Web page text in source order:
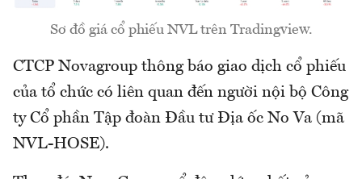
Sơ đồ giá cổ phiếu NVL trên Tradingview.
CTCP Novagroup thông báo giao dịch cổ phiếu
của tổ chức có liên quan đến người nội bộ Công
ty Cổ phần Tập đoàn Đầu tư Địa ốc No Va (mã
NVL-HOSE).